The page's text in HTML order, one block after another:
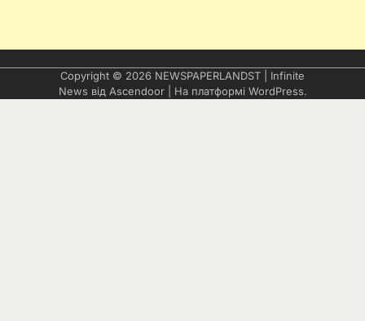
Copyright © 2026 NEWSPAPERLANDST | Infinite
News від Ascendoor| На платформі WordPress.